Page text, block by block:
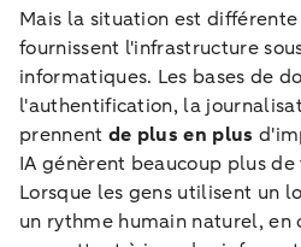
Mais la situation est
fournissent l'infrastructure
informatiques. Les bases de
l'authentification, la
prennent de plus en plus
IA génèrent beaucoup plus
Lorsque les gens utilisent un
un rythme humain naturel,